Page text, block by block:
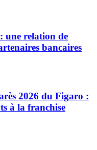
une relation de
bancaires
2026 du Figaro :
à la franchise